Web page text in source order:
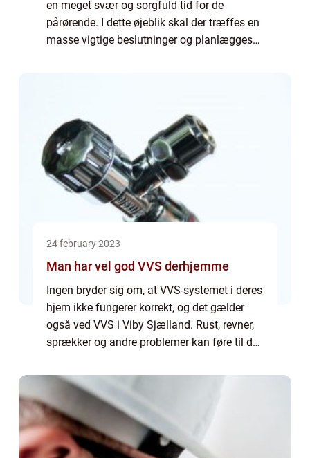
en meget svær og sorgfuld tid for de
pårørende. I dette øjeblik skal der træffes en
masse vigtige beslutninger og planlægges
24 february 2023
Man har vel god VVS derhjemme
Ingen bryder sig om, at VVS-systemet i deres
hjem ikke fungerer korrekt, og det gælder
også ved VVS i Viby Sjælland. Rust, revner,
sprækker og andre problemer kan føre til dyr
udskiftning af dele. Men med en smu...